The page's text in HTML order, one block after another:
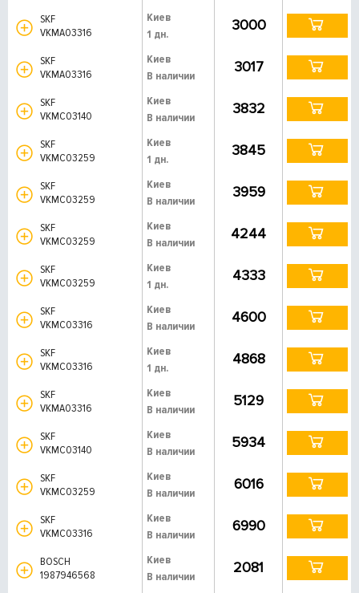
SKF
VKMA03316
Киев
1 дн.
3000
SKF
VKMA03316
Киев
В наличии
3017
SKF
VKMC03140
Киев
В наличии
3832
SKF
VKMC03259
Киев
1 дн.
3845
SKF
VKMC03259
Киев
В наличии
3959
SKF
VKMC03259
Киев
В наличии
4244
SKF
VKMC03259
Киев
1 дн.
4333
SKF
VKMC03316
Киев
В наличии
4600
SKF
VKMC03316
Киев
1 дн.
4868
SKF
VKMA03316
Киев
В наличии
5129
SKF
VKMC03140
Киев
В наличии
5934
SKF
VKMC03259
Киев
В наличии
6016
SKF
VKMC03316
Киев
В наличии
6990
BOSCH
1987946568
Киев
В наличии
2081